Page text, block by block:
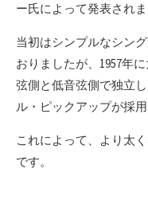
ー氏によって発表されま
当初はシンプルなシン
おりましたが、1957年
弦側と低音弦側で独立
ル・ピックアップが採用
これによって、より太
です。